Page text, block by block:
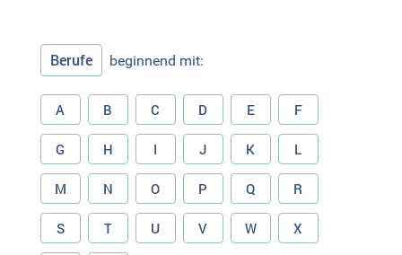
Berufe beginnend mit:
A B C D E F
G H I J K L
M N O P Q R
S T U V W X